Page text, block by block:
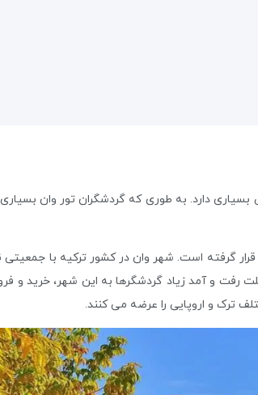
دارد. به طوری که گردشگران تور وان
رفت و آمد زیاد گردشگرها به این شهر، خرید و
ترک ‏و اروپایی را عرضه می کنند.